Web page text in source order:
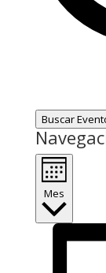
Buscar
Mes